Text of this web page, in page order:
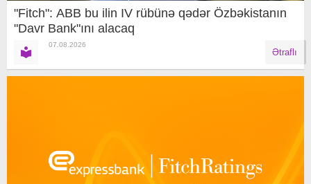
"Fitch": ABB bu ilin IV rübünə qədər Özbəkistanın
"Davr Bank"ını alacaq
07.08.2026
Ətraflı